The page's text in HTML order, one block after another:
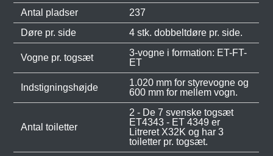
Antal pladser
237
Døre pr. side
4 stk. dobbeltdøre pr. side.
Vogne pr. togsæt
3-vogne i formation: ET-FT-
ET
Indstigningshøjde
1.020 mm for styrevogne og
600 mm for mellem vogn.
Antal toiletter
2 - De 7 svenske togsæt
ET4343 - ET 4349 er
Litreret X32K og har 3
toiletter pr. togsæt.